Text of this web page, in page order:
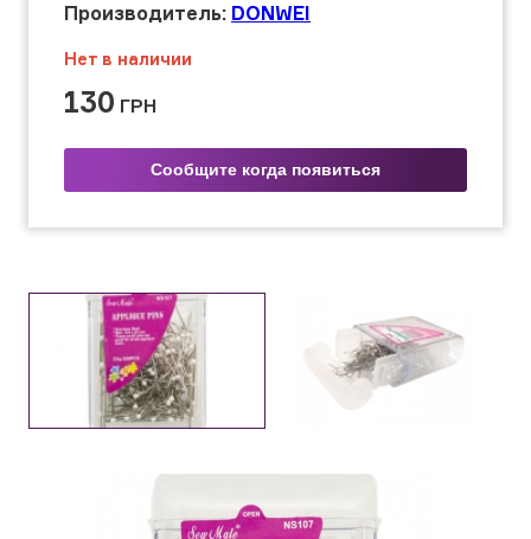
Производитель: DONWEI
Нет в наличии
130 ГРН
Сообщите когда появиться